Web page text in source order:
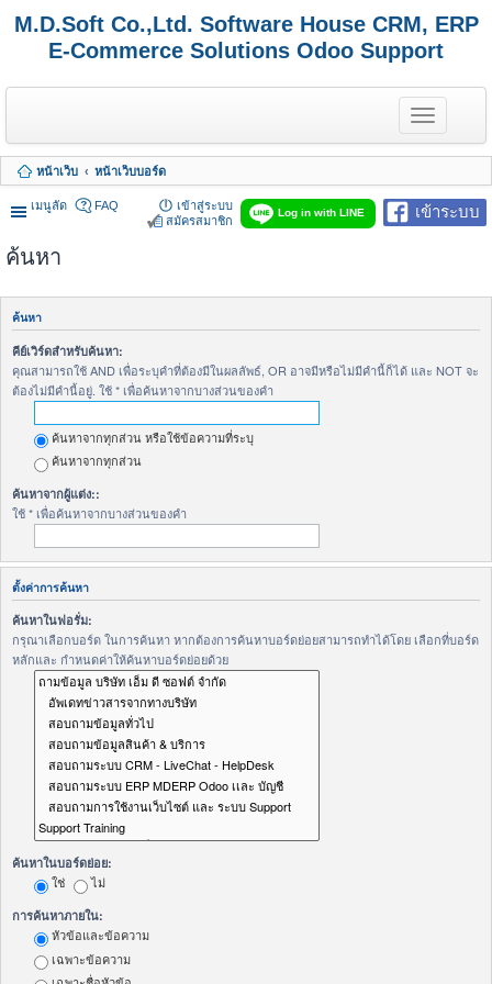
M.D.Soft Co.,Ltd. Software House CRM, ERP
E-Commerce Solutions Odoo Support
T
o
g
l
e
n
a
a
i
หน้าเว็บ หน้าเว็บบอร์ด
เมนูลัด เข้าระบบ
Log in with LINE
FAQ
เข้าสู่ระบบ
สมัครสมาชิก
ค้นหา
ค้นหา
คีย์เวิร์ดสำหรับค้นหา:
คุณสามารถใช้ AND เพื่อระบุคำที่ต้องมีในผลลัพธ์, OR อาจมีหรือไม่มีคำนี้ก็ได้ และ NOT จะ
ต้องไม่มีคำนี้อยู่. ใช้ * เพื่อค้นหาจากบางส่วนของคำ
ค้นหาจากทุกส่วน หรือใช้ข้อความที่ระบุ
ค้นหาจากทุกส่วน
ค้นหาจากผู้แต่ง::
ใช้ * เพื่อค้นหาจากบางส่วนของคำ
ตั้งค่าการค้นหา
ค้นหาในฟอรั่ม:
กรุณาเลือกบอร์ด ในการค้นหา หากต้องการค้นหาบอร์ดย่อยสามารถทำได้โดย เลือกที่บอร์ด
หลักและ กำหนดค่าให้ค้นหาบอร์ดย่อยด้วย
ค้นหาในบอร์ดย่อย:
ใช่ ไม่
การค้นหาภายใน:
หัวข้อและข้อความ
เฉพาะข้อความ